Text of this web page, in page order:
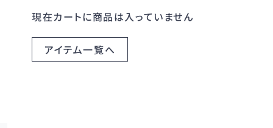
現在カートに商品は入っていません
アイテム一覧へ
す
よくある質問
お問い合わせ
ブログ